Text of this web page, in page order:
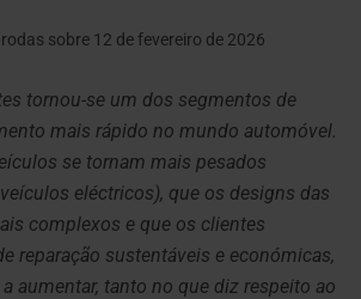
sobre 12 de fevereiro de 2026
tornou-se um dos segmentos de
mais rápido no mundo automóvel.
se tornam mais pesados
eléctricos), que os designs das
complexos e que os clientes
reparação sustentáveis e económicas,
aumentar, tanto no que diz respeito ao